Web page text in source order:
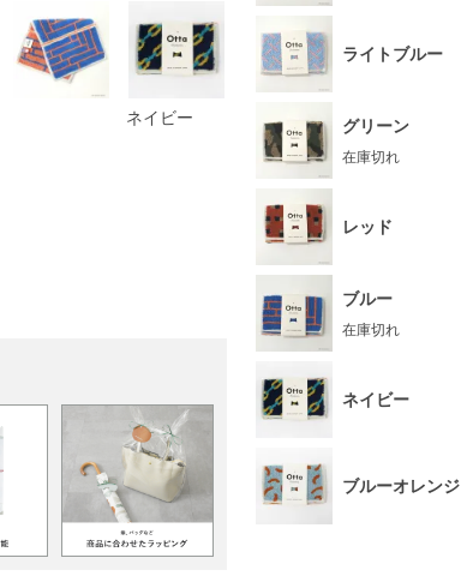
ネイビー
ライトブルー
グリーン
在庫切れ
レッド
ブルー
在庫切れ
ネイビー
ブルーオレンジ